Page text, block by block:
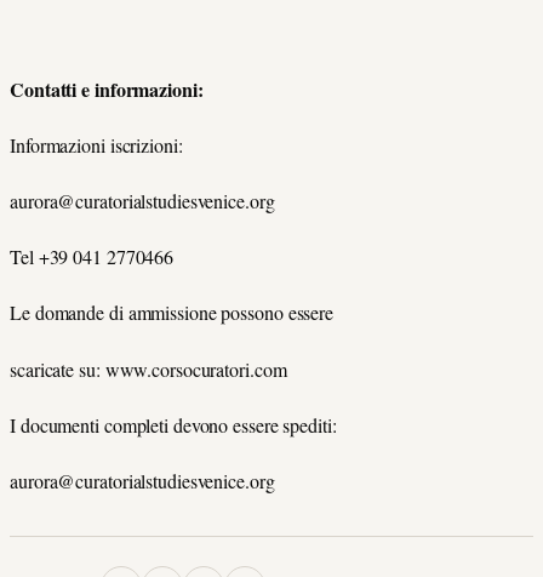
Contatti e informazioni:
Informazioni iscrizioni:
aurora@curatorialstudiesvenice.org
Tel +39 041 2770466
Le domande di ammissione possono essere
scaricate su: www.corsocuratori.com
I documenti completi devono essere spediti:
aurora@curatorialstudiesvenice.org